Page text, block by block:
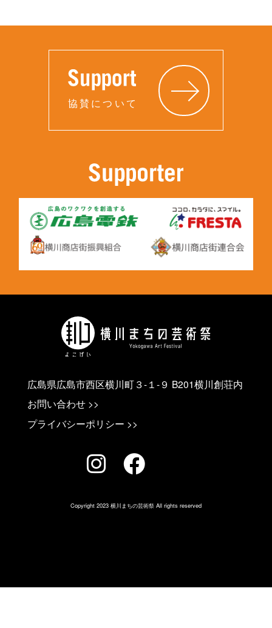
協賛について
広島県広島市西区横川町３-１-９ B201横川創荘内
お問い合わせ >>
プライバシーポリシー >>
Copyright 2023 横川まちの芸術祭 All rights reserved